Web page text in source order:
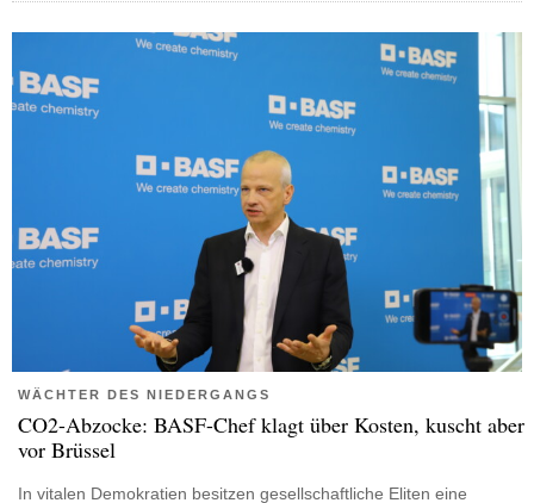
WÄCHTER DES NIEDERGANGS
CO2-Abzocke: BASF-Chef klagt über Kosten, kuscht aber
vor Brüssel
In vitalen Demokratien besitzen gesellschaftliche Eliten eine